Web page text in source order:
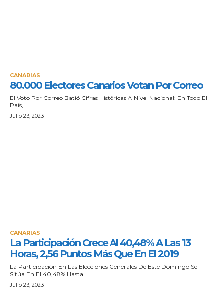
CANARIAS
80.000 Electores Canarios Votan Por Correo
El Voto Por Correo Batió Cifras Históricas A Nivel Nacional: En Todo El
País,...
Julio 23, 2023
CANARIAS
La Participación Crece Al 40,48% A Las 13
Horas, 2,56 Puntos Más Que En El 2019
La Participación En Las Elecciones Generales De Este Domingo Se
Sitúa En El 40,48% Hasta...
Julio 23, 2023